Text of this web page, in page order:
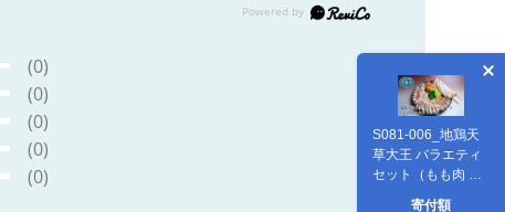
S081-006_地鶏天
草大王 バラエティ
セット（もも肉 ム
ネ肉 大手羽）
寄付額
(0)
(0)
(0)
(0)
(0)